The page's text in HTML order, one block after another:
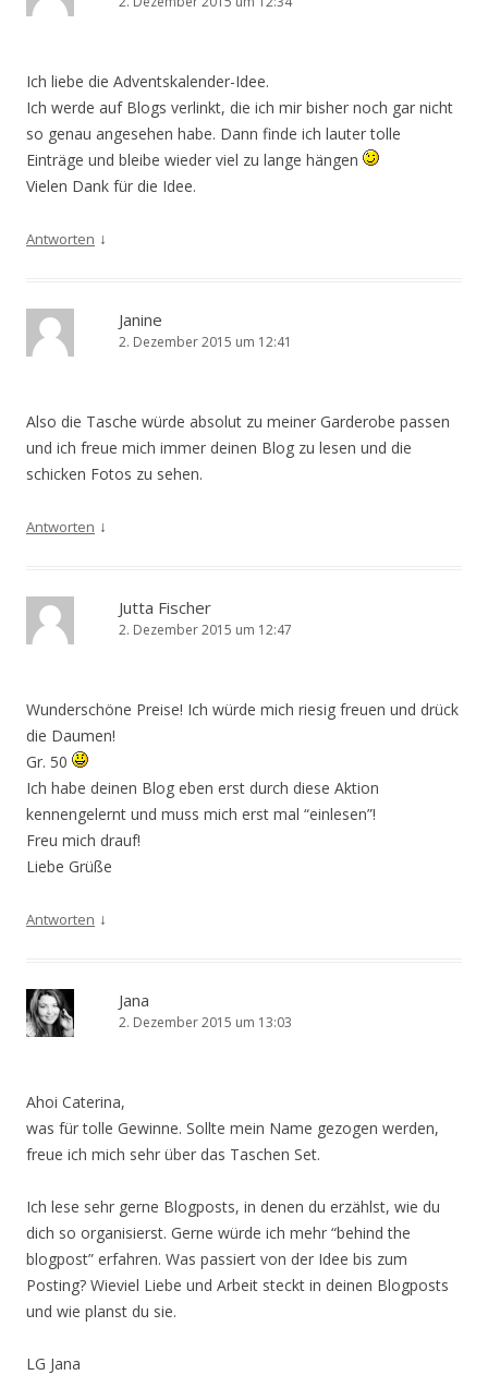
Ich liebe die Adventskalender-Idee.
Ich werde auf Blogs verlinkt, die ich mir bisher noch gar nicht
so genau angesehen habe. Dann finde ich lauter tolle
Einträge und bleibe wieder viel zu lange hängen
Vielen Dank für die Idee.
Antworten ↓
Janine
2. Dezember 2015 um 12:41
Also die Tasche würde absolut zu meiner Garderobe passen
und ich freue mich immer deinen Blog zu lesen und die
schicken Fotos zu sehen.
Antworten ↓
Jutta Fischer
2. Dezember 2015 um 12:47
Wunderschöne Preise! Ich würde mich riesig freuen und drück
die Daumen!
Gr. 50
Ich habe deinen Blog eben erst durch diese Aktion
kennengelernt und muss mich erst mal “einlesen”!
Freu mich drauf!
Liebe Grüße
Antworten ↓
Jana
2. Dezember 2015 um 13:03
Ahoi Caterina,
was für tolle Gewinne. Sollte mein Name gezogen werden,
freue ich mich sehr über das Taschen Set.
Ich lese sehr gerne Blogposts, in denen du erzählst, wie du
dich so organisierst. Gerne würde ich mehr “behind the
blogpost” erfahren. Was passiert von der Idee bis zum
Posting? Wieviel Liebe und Arbeit steckt in deinen Blogposts
und wie planst du sie.
LG Jana